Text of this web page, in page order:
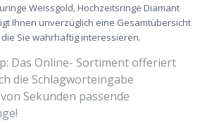
Weissgold, Hochzeitsringe Diamant
Ihnen unverzüglich eine Gesamtübersicht
Sie wahrhaftig interessieren.
Das Online- Sortiment offeriert
die Schlagworteingabe
Sekunden passende